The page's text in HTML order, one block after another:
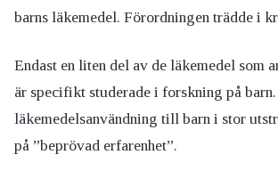
barns läkemedel. Förordningen trädde i
Endast en liten del av de läkemedel som
är specifikt studerade i forskning på
läkemedelsanvändning till barn i stor
på ”beprövad erfarenhet”.